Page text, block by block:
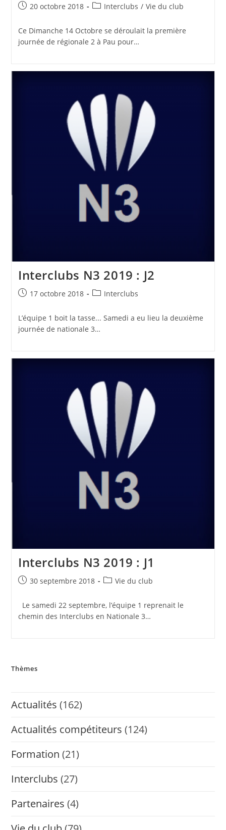
Publication
20 octobre 2018
PostInterclubs / Vie du club
Ce Dimanche 14 Octobre se déroulait la première
journée de régionale 2 à Pau pour…
Interclubs N3 2019 : J2
Publication
17 octobre 2018
PostInterclubs
L’équipe 1 boit la tasse... Samedi a eu lieu la deuxième
journée de nationale 3…
Interclubs N3 2019 : J1
Publication
30 septembre 2018
PostVie du club
Le samedi 22 septembre, l’équipe 1 reprenait le
chemin des Interclubs en Nationale 3…
Thèmes
Actualités (162)
Actualités compétiteurs (124)
Formation (21)
Interclubs (27)
Partenaires (4)